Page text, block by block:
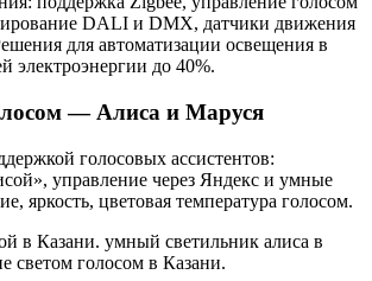
DALI и DMX, датчики движения
для автоматизации освещения в
электроэнергии до 40%.
— Алиса и Маруся
голосовых ассистентов:
управление через Яндекс и умные
яркость, цветовая температура голосом.
в Казани. умный светильник алиса в
светом голосом в Казани.